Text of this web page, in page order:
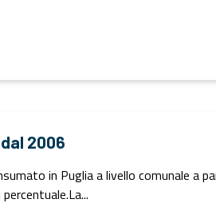
2006
in Puglia a livello comunale a